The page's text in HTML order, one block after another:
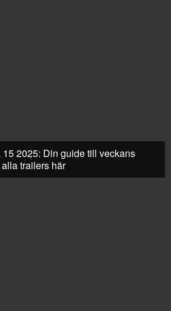
2025: Din guide till veckans
trailers här